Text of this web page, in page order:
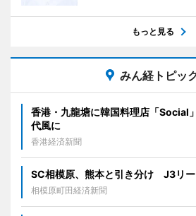
もっと見る
みん経トピッ
香港・九龍塘に韓国料理店「
代風に
香港経済新聞
SC相模原、熊本と引き分け J3リ
相模原町田経済新聞